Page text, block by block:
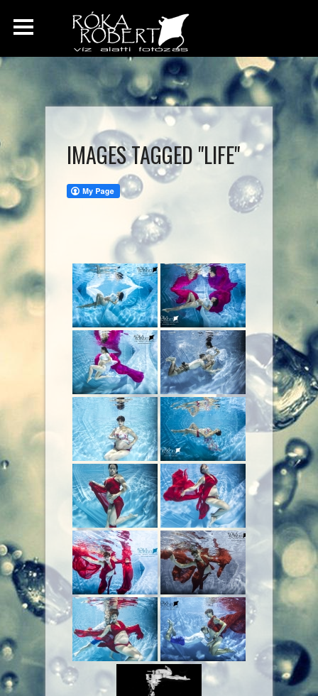
IMAGES TAGGED "LIFE"